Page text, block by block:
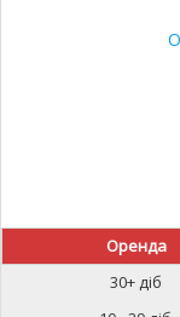
Оренда
30+ діб